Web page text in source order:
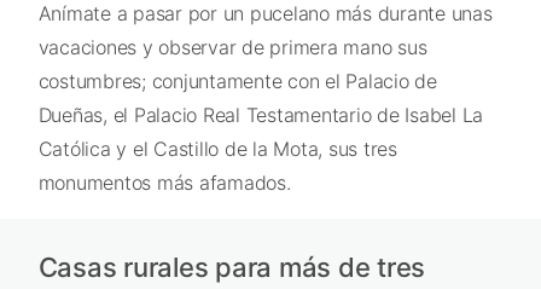
Anímate a pasar por un pucelano más durante unas
vacaciones y observar de primera mano sus
costumbres; conjuntamente con el Palacio de
Dueñas, el Palacio Real Testamentario de Isabel La
Católica y el Castillo de la Mota, sus tres
monumentos más afamados.
Casas rurales para más de tres